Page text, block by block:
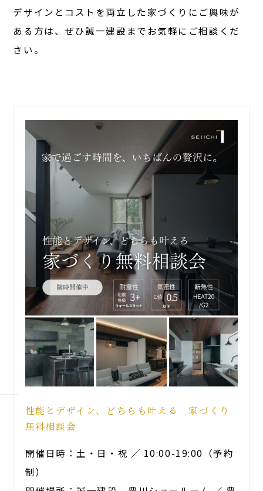
デザインとコストを両立した家づくりにご興味が
ある方は、ぜひ誠一建設までお気軽にご相談くだ
さい。
性能とデザイン、どちらも叶える 家づくり
無料相談会
開催日時：土・日・祝 ／ 10:00-19:00（予約
制）